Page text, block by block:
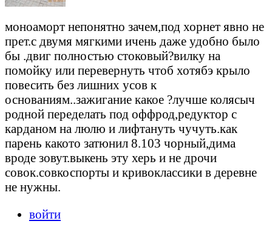
моноаморт непонятно зачем,под хорнет явно не
прет.с двумя мягкими ичень даже удобно было
бы .двиг полностью стоковый?вилку на
помойку или перевернуть чтоб хотябэ крыло
повесить без лишних усов к
основаниям..зажигание какое ?лучше колясыч
родной переделать под оффрод,редуктор с
карданом на люлю и лифтануть чучуть.как
парень какото затюнил 8.103 чорный,дима
вроде зовут.выкень эту херь и не дрочи
совок.совкоспорты и кривоклассики в деревне
не нужны.
войти